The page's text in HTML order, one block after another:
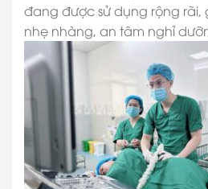
đang được sử dụng rộng rãi,
nhẹ nhàng, an tâm nghỉ